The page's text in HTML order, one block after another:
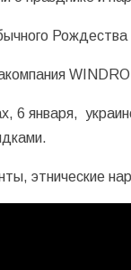
6 января,
этнические